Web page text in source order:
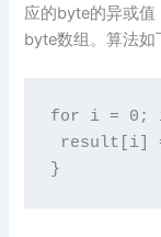
应的byte的异或
byte数组。算法如
​for i = 0;
result[i]
​}